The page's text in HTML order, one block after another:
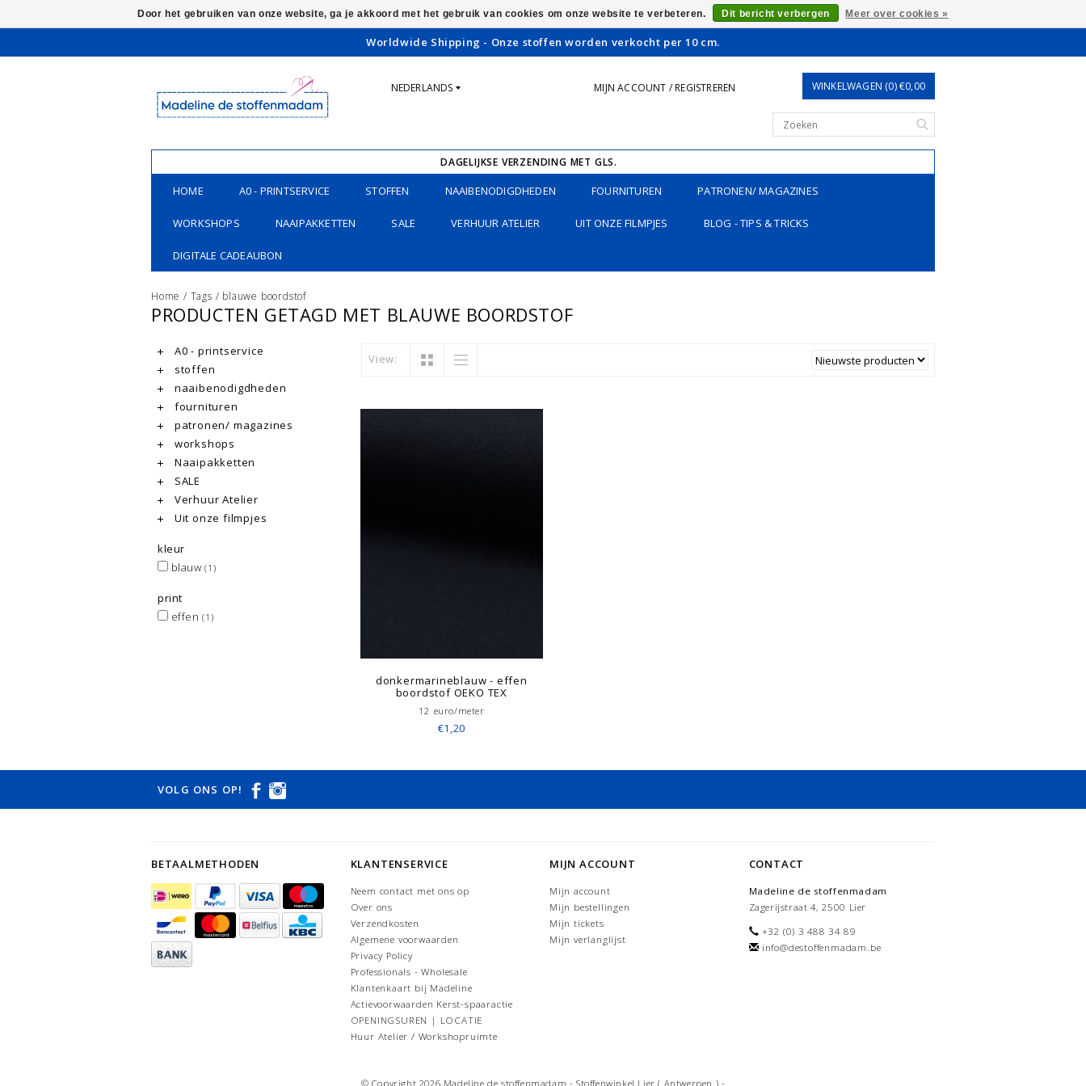
Worldwide Shipping - Onze stoffen worden verkocht per 10 cm.
NEDERLANDS MIJN ACCOUNT / REGISTREREN WINKELWAGEN (0) €0,00
DAGELIJKSE VERZENDING MET GLS.
HOME A0 - PRINTSERVICE STOFFEN NAAIBENODIGDHEDEN FOURNITUREN PATRONEN/ MAGAZINES
WORKSHOPS NAAIPAKKETTEN SALE VERHUUR ATELIER UIT ONZE FILMPJES BLOG - TIPS & TRICKS
DIGITALE CADEAUBON
Home / Tags / blauwe boordstof
PRODUCTEN GETAGD MET BLAUWE BOORDSTOF
A0 - printservice
stoffen
naaibenodigdheden
fournituren
patronen/ magazines
workshops
Naaipakketten
SALE
Verhuur Atelier
Uit onze filmpjes
kleur
blauw(1)
print
effen(1)
View:
donkermarineblauw - effen
boordstof OEKO TEX
12 euro/meter
€1,20
VOLG ONS OP!
BETAALMETHODEN KLANTENSERVICE
Neem contact met ons op
Over ons
Verzendkosten
Algemene voorwaarden
Privacy Policy
Professionals - Wholesale
Klantenkaart bij Madeline
Actievoorwaarden Kerst-spaaractie
OPENINGSUREN | LOCATIE
Huur Atelier / Workshopruimte
MIJN ACCOUNT
Mijn account
Mijn bestellingen
Mijn tickets
Mijn verlanglijst
CONTACT
Madeline de stoffenmadam
Zagerijstraat 4, 2500 Lier
+32 (0) 3 488 34 89
info@destoffenmadam.be
© Copyright 2026 Madeline de stoffenmadam - Stoffenwinkel Lier ( Antwerpen ) -
Door het gebruiken van onze website, ga je akkoord met het gebruik van cookies om onze website te verbeteren. Dit bericht verbergen Meer over cookies »